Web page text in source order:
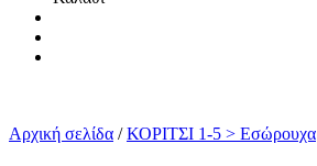
Αρχική σελίδα / ΚΟΡΙΤΣΙ 1-5 > Εσώρουχα